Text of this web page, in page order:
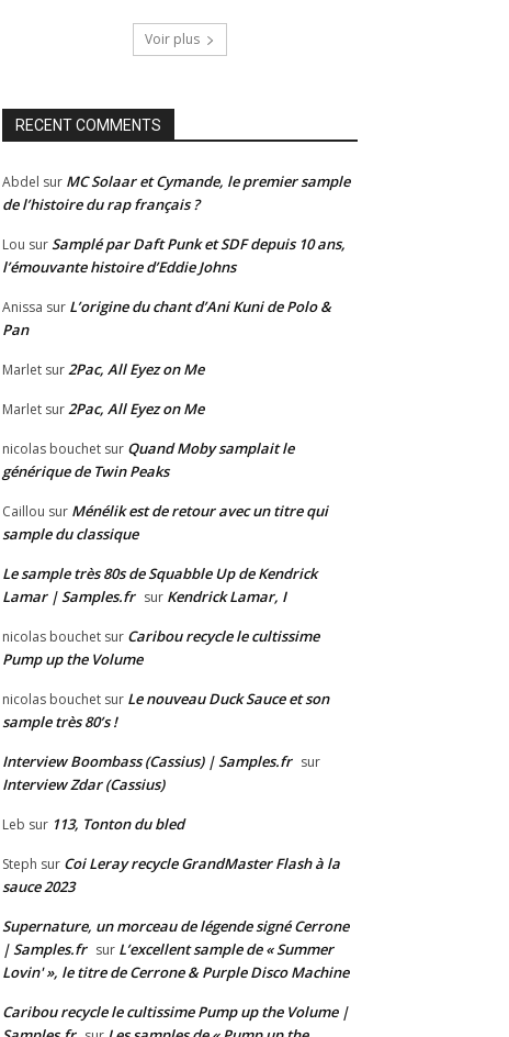
Voir plus
RECENT COMMENTS
Abdel sur MC Solaar et Cymande, le premier sample
de l’histoire du rap français ?
Lou surSamplé par Daft Punk et SDF depuis 10 ans,
l’émouvante histoire d’Eddie Johns
Anissa sur L’origine du chant d’Ani Kuni de Polo &
Pan
Marlet sur2Pac, All Eyez on Me
Marlet sur2Pac, All Eyez on Me
nicolas bouchet sur Quand Moby samplait le
générique de Twin Peaks
Caillou sur Ménélik est de retour avec un titre qui
sample du classique
Le sample très 80s de Squabble Up de Kendrick
Lamar | Samples.fr sur Kendrick Lamar, I
nicolas bouchet sur Caribou recycle le cultissime
Pump up the Volume
nicolas bouchet sur Le nouveau Duck Sauce et son
sample très 80’s !
Interview Boombass (Cassius) | Samples.fr sur
Interview Zdar (Cassius)
Leb sur 113, Tonton du bled
Steph sur Coi Leray recycle GrandMaster Flash à la
sauce 2023
Supernature, un morceau de légende signé Cerrone
| Samples.fr sur L’excellent sample de « Summer
Lovin' », le titre de Cerrone & Purple Disco Machine
Caribou recycle le cultissime Pump up the Volume |